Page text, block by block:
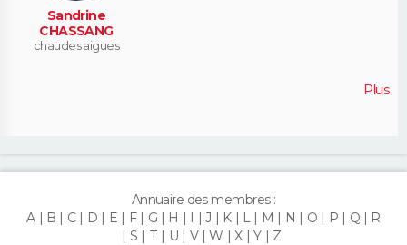
Sandrine
CHASSANG
chaudes aigues
Plus
Annuaire des membres :
A
B C D E F G H I J K L M N O P Q
R
S
T U V W X Y Z